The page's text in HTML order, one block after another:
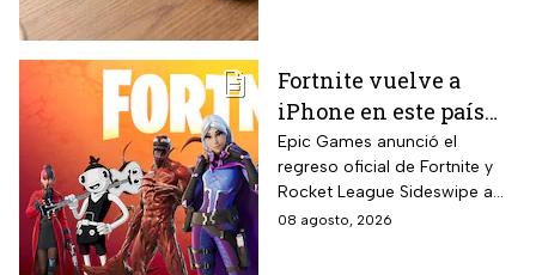
Fortnite vuelve a
iPhone en este país
latinoamericano tras
acuerdo oficial con
Apple en 2026
Epic Games anunció el
regreso oficial de Fortnite y
Rocket League Sideswipe a
iPhones ubicados en Brasil
08 agosto, 2026